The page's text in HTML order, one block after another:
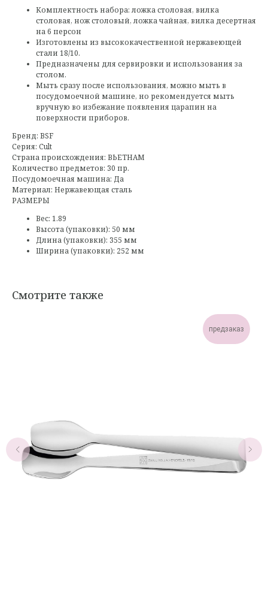
Комплектность набора: ложка столовая, вилка
столовая, нож столовый, ложка чайная, вилка десертная
на 6 персон
Изготовлены из высококачественной нержавеющей
стали 18/10.
Предназначены для сервировки и использования за
столом.
Мыть сразу после использования, можно мыть в
посудомоечной машине, но рекомендуется мыть
вручную во избежание появления царапин на
поверхности приборов.
Бренд: BSF
Серия: Cult
Страна происхождения: ВЬЕТНАМ
Количество предметов: 30 пр.
Посудомоечная машина: Да
Материал: Нержавеющая сталь
РАЗМЕРЫ
Вес: 1.89
Высота (упаковки): 50 мм
Длина (упаковки): 355 мм
Ширина (упаковки): 252 мм
Смотрите также
предзаказ